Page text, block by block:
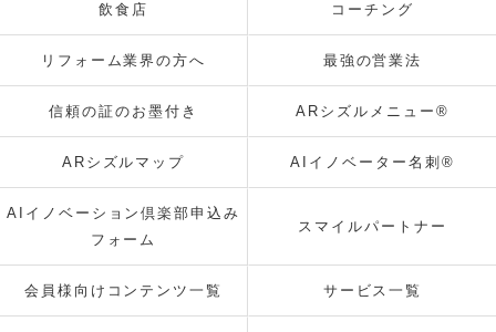
飲食店 コーチング
リフォーム業界の方へ 最強の営業法
信頼の証のお墨付き ARシズルメニュー®
ARシズルマップ AIイノベーター名刺®
AIイノベーション倶楽部申込み
フォーム
スマイルパートナー
会員様向けコンテンツ一覧 サービス一覧